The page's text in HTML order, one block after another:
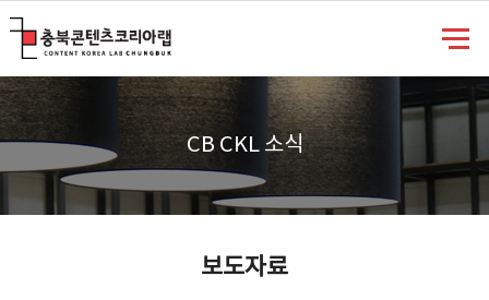
CB CKL 소식
보도자료